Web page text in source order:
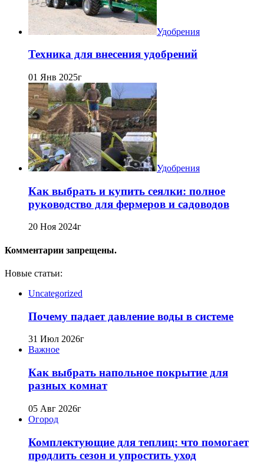
Удобрения
Техника для внесения удобрений
01 Янв 2025г
Удобрения
Как выбрать и купить сеялки: полное
руководство для фермеров и садоводов
20 Ноя 2024г
Комментарии запрещены.
Новые статьи:
Uncategorized
Почему падает давление воды в системе
31 Июл 2026г
Важное
Как выбрать напольное покрытие для
разных комнат
05 Авг 2026г
Огород
Комплектующие для теплиц: что помогает
продлить сезон и упростить уход